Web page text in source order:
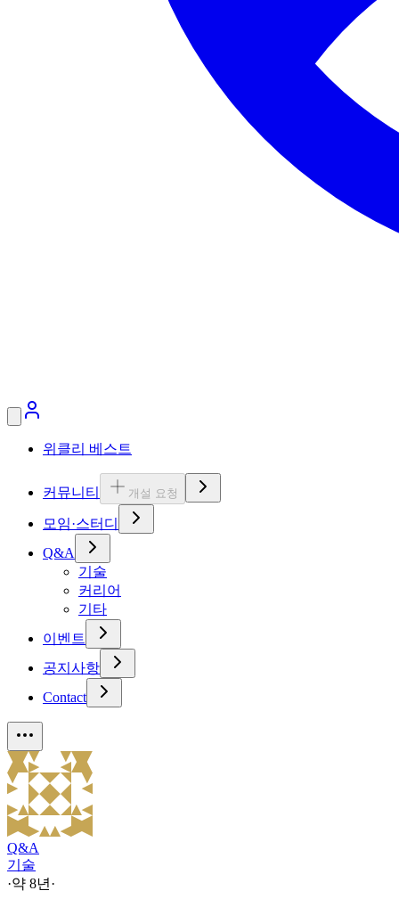
위클리 베스트
커뮤니티 개설 요청
모임·스터디
Q&A
기술
커리어
기타
이벤트
공지사항
Contact
Q&A
기술
·약 8년 ·